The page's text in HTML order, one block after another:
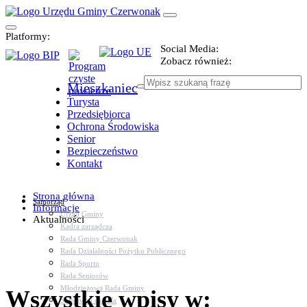
Platformy:
Social Media:
Zobacz również:
Mieszkaniec
Turysta
Przedsiębiorca
Ochrona Środowiska
Senior
Bezpieczeństwo
Kontakt
Samorząd
Urząd Gminy
Kadra zarządcza
Rada Gminy Czerwonak
Rada Działalności Pożytku Publicznego
Rada Sportu
Rada Seniorów
Młodzieżowa Rada Gminy
Sołectwa i osiedla
Strona główna
Informacje
Aktualności
Wszystkie wpisy w: